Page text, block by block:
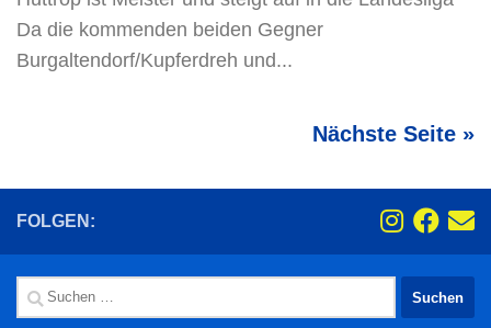
Da die kommenden beiden Gegner
Burgaltendorf/Kupferdreh und...
Nächste Seite »
FOLGEN:
Suchen
nach: